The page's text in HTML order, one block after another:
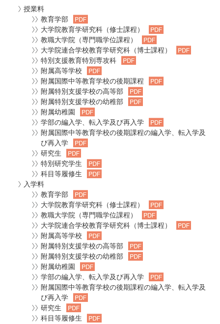
授業料
教育学部
大学院教育学研究科（修士課程）
教職大学院（専門職学位課程）
大学院連合学校教育学研究科（博士課程）
特別支援教育特別専攻科
附属高等学校
附属国際中等教育学校の後期課程
附属特別支援学校の高等部
附属特別支援学校の幼稚部
附属幼稚園
学部の編入学、転入学及び再入学
附属国際中等教育学校の後期課程の編入学、転入学及
び再入学
研究生
特別研究学生
科目等履修生
入学料
教育学部
大学院教育学研究科（修士課程）
教職大学院（専門職学位課程）
大学院連合学校教育学研究科（博士課程）
附属高等学校
附属特別支援学校の高等部
附属特別支援学校の幼稚部
附属幼稚園
学部の編入学、転入学及び再入学
附属国際中等教育学校の後期課程の編入学、転入学及
び再入学
研究生
科目等履修生